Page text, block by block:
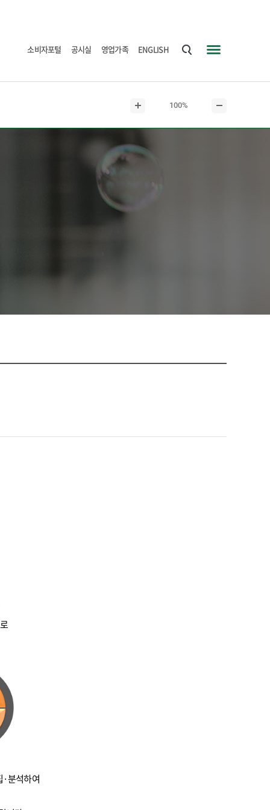
소비자포털 공시실 영업가족
ENGLISH
색
본
문
확
대
현
100%
문
·분석하여